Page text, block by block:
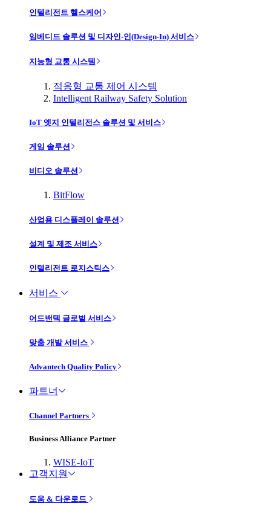
인텔리전트 헬스케어
임베디드 솔루션 및 디자인-인(Design-In) 서비스
지능형 교통 시스템
적응형 교통 제어 시스템
Intelligent Railway Safety Solution
IoT 엣지 인텔리전스 솔루션 및 서비스
게임 솔루션
비디오 솔루션
BitFlow
산업용 디스플레이 솔루션
설계 및 제조 서비스
인텔리전트 로지스틱스
서비스
어드밴텍 글로벌 서비스
맞춤 개발 서비스
Advantech Quality Policy
파트너
Channel Partners
Business Alliance Partner
WISE-IoT
고객지원
도움 & 다운로드